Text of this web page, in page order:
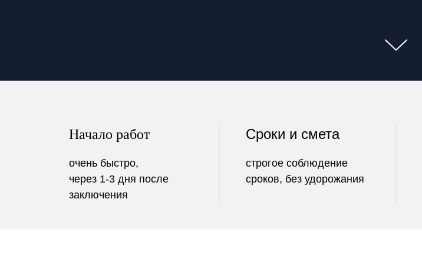
Начало работ
очень быстро,
через 1-3 дня после
заключения
Сроки и смета
строгое соблюдение
сроков, без удорожания